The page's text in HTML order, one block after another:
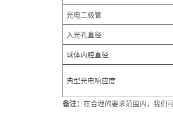
光电二极管
入光孔直径
球体内腔直径
典型光电响应度
备注：在合理的要求范围内，我们